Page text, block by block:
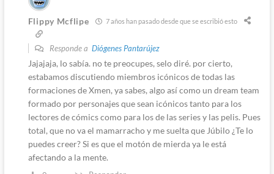
Flippy Mcflipe 7 años han pasado desde que se escribió esto
Responde a Diógenes Pantarújez
Jajajaja, lo sabía. no te preocupes, selo diré. por cierto,
estabamos discutiendo miembros icónicos de todas las
formaciones de Xmen, ya sabes, algo así como un dream team
formado por personajes que sean icónicos tanto para los
lectores de cómics como para los de las series y las pelis. Pues
total, que no va el mamarracho y me suelta que Júbilo ¿Te lo
puedes creer? Si es que el motón de mierda ya le está
afectando a la mente.